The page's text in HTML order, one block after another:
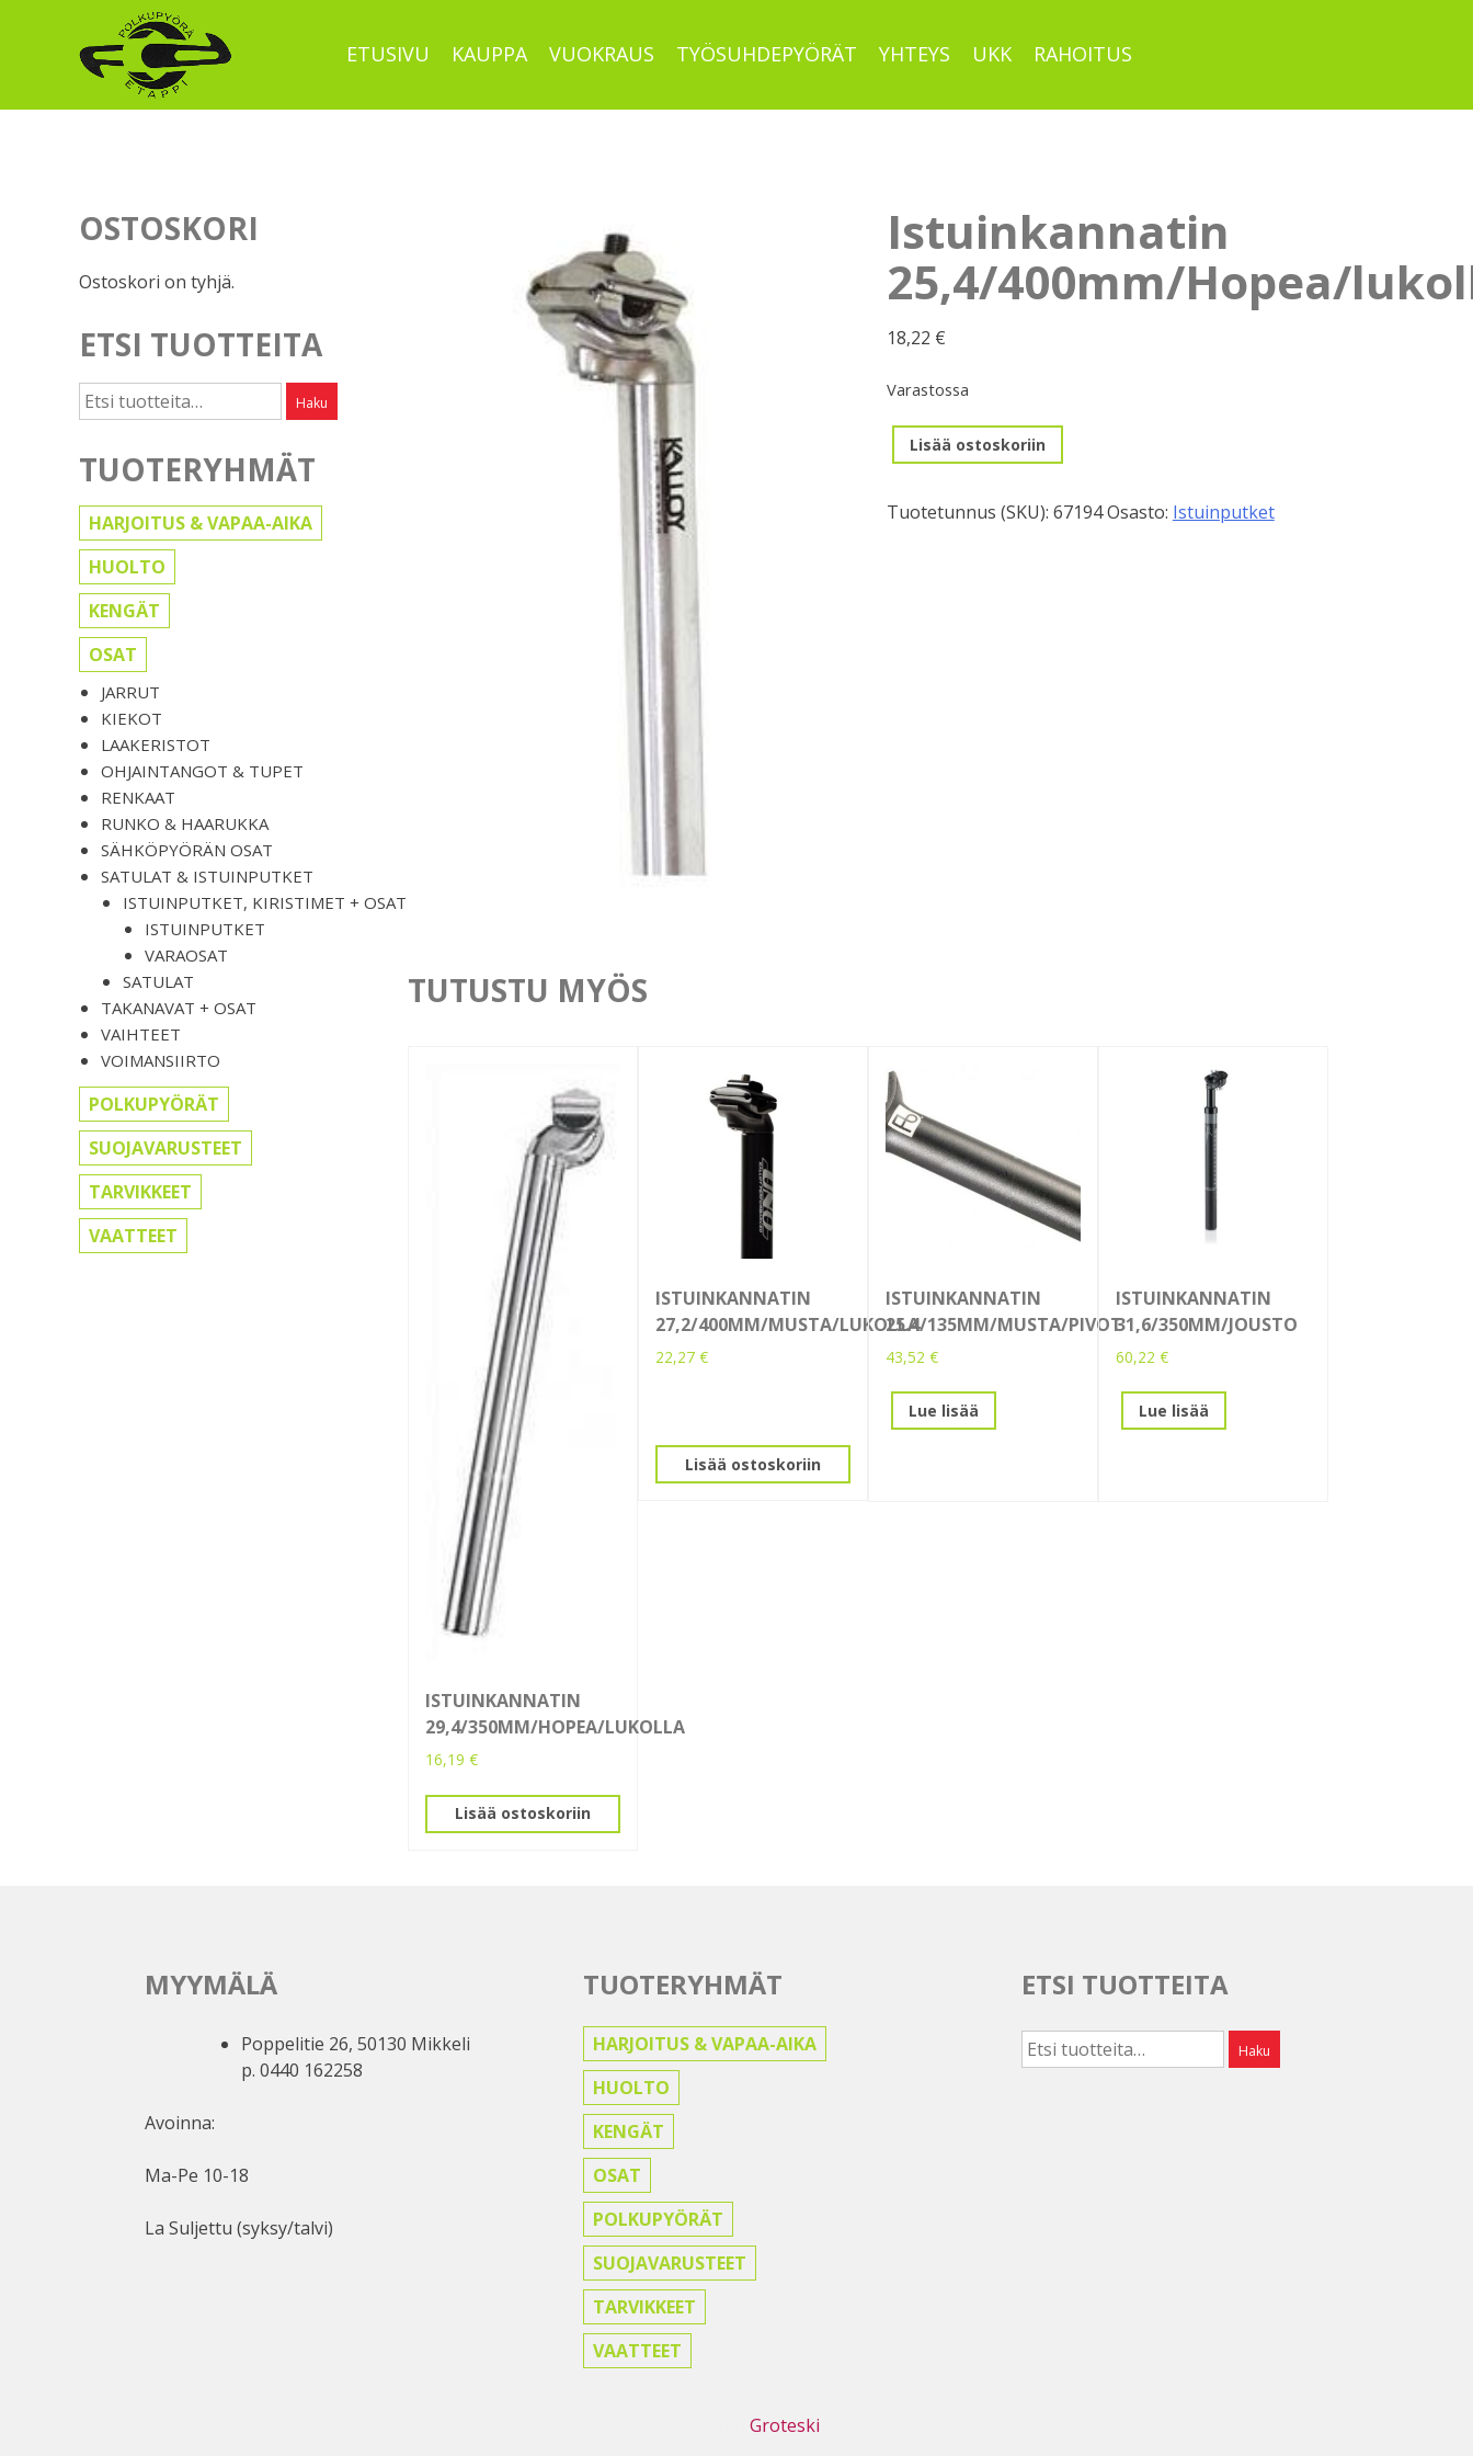
ETUSIVU KAUPPA VUOKRAUS TYÖSUHDEPYÖRÄT YHTEYS UKK RAHOITUS
OSTOSKORI
Ostoskori on tyhjä.
ETSI TUOTTEITA
Etsi: Haku
TUOTERYHMÄT
HARJOITUS & VAPAA-AIKA
HUOLTO
KENGÄT
OSAT
JARRUT
KIEKOT
LAAKERISTOT
OHJAINTANGOT & TUPET
RENKAAT
RUNKO & HAARUKKA
SÄHKÖPYÖRÄN OSAT
SATULAT & ISTUINPUTKET
ISTUINPUTKET, KIRISTIMET + OSAT
ISTUINPUTKET
VARAOSAT
SATULAT
TAKANAVAT + OSAT
VAIHTEET
VOIMANSIIRTO
POLKUPYÖRÄT
SUOJAVARUSTEET
TARVIKKEET
VAATTEET
Istuinkannatin
25,4/400mm/Hopea/
18,22 €
Varastossa
Istuinkannatin
25,4/400mm/Hopea/lukolla
Lisää ostoskoriin
Tuotetunnus (SKU): 67194Osasto: Istuinputket
TUTUSTU MYÖS
ISTUINKANNATIN
29,4/350MM/HOPEA/LUKOLLA
16,19 €
Lisää ostoskoriin
ISTUINKANNATIN
27,2/400MM/MUSTA/LUKOLLA
22,27 €
Lisää ostoskoriin
ISTUINKANNATIN
25.4/135MM/MUSTA/PIVOT
43,52 €
Lue lisää
ISTUINKANNATIN
31,6/350MM/JOUSTO
60,22 €
Lue lisää
MYYMÄLÄ
Poppelitie 26, 50130 Mikkeli
p. 0440 162258
Avoinna:
Ma-Pe 10-18
La Suljettu (syksy/talvi)
TUOTERYHMÄT
HARJOITUS & VAPAA-AIKA
HUOLTO
KENGÄT
OSAT
POLKUPYÖRÄT
SUOJAVARUSTEET
TARVIKKEET
VAATTEET
ETSI TUOTTEITA
Etsi: Haku
Groteski